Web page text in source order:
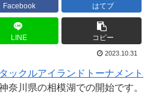
Facebook はてブ
LINE コピー
2023.10.31
タックルアイランドトーナメント
奈川県の相模湖での開始です。